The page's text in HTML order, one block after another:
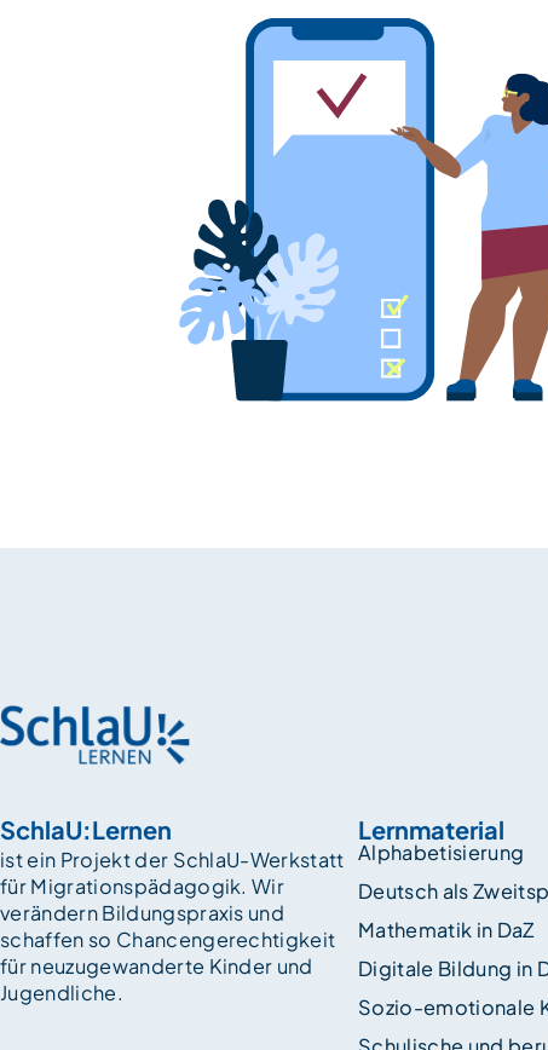
SchlaU:Lernen
ist ein Projekt der SchlaU-Werkstatt
für Migrationspädagogik. Wir
verändern Bildungspraxis und
schaffen so Chancen­gerechtigkeit
für neuzugewanderte Kinder und
Jugendliche.
Lernmaterial
Alphabetisierung
Deutsch als
Mathematik in DaZ
Digitale Bildung in
Sozio-emotionale